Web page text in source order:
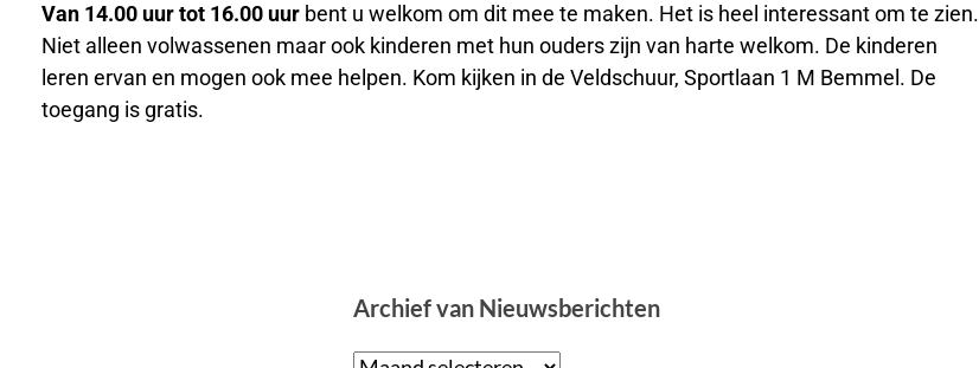
Van 14.00 uur tot 16.00 uur bent u welkom om dit mee te maken. Het is heel interessant om te zien.
Niet alleen volwassenen maar ook kinderen met hun ouders zijn van harte welkom. De kinderen
leren ervan en mogen ook mee helpen. Kom kijken in de Veldschuur, Sportlaan 1 M Bemmel. De
toegang is gratis.
Archief van Nieuwsberichten